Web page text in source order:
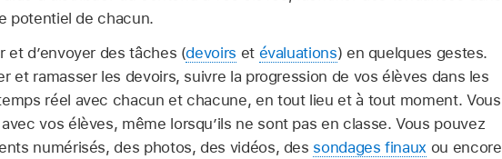
potentiel de chacun.
et d’envoyer des tâches (devoirs et évaluations) en quelques gestes.
et ramasser les devoirs, suivre la progression de vos élèves dans les
réel avec chacun et chacune, en tout lieu et à tout moment. Vous
vos élèves, même lorsqu’ils ne sont pas en classe. Vous pouvez
numérisés, des photos, des vidéos, des sondages finaux ou encore